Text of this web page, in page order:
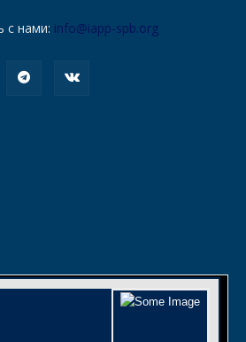
с нами: info@iapp-spb.org